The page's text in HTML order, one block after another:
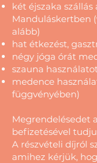
két éjszaka szállás
Manduláskertben
alább)
hat étkezést,
négy jóga órát
szauna
medence
függvényében)
Megrendelésedet
befizetésével
A részvételi díjról
amihez kérjük,